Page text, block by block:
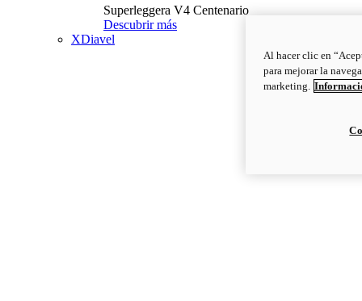
Superleggera V4 Centenario
Descubrir más
XDiavel
Al hacer clic en
para mejorar la
marketing.